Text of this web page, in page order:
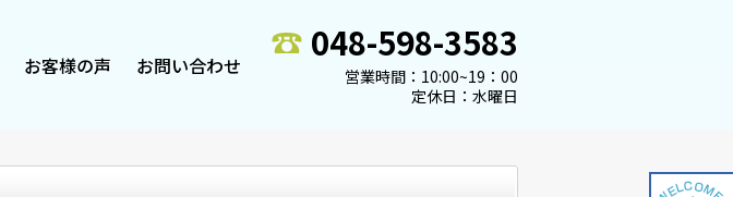
お客様の声 お問い合わせ
048-598-3583
営業時間：10:00~19：00
定休日：水曜日